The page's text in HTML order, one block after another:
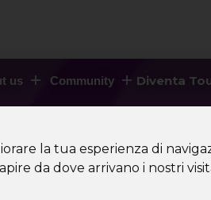
la tua esperienza di
da dove arrivano i nostri
us Community Diventa